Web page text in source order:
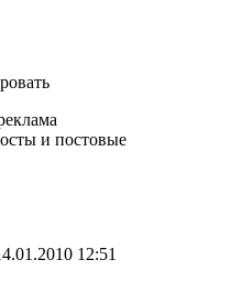
и постовые
12:51